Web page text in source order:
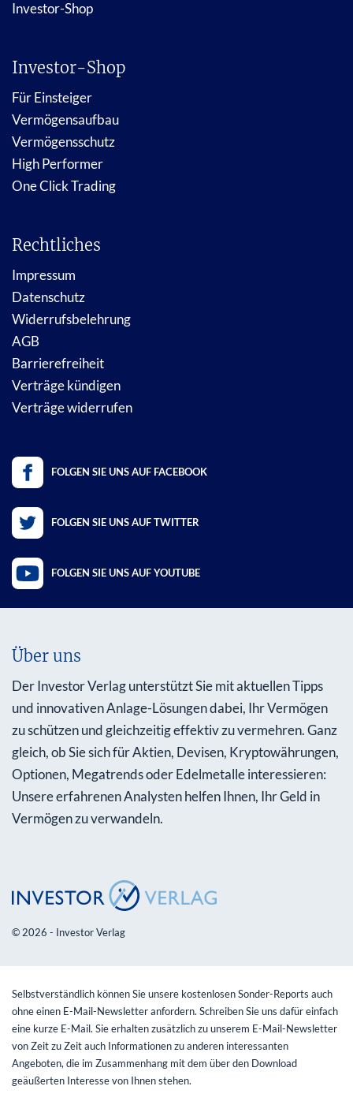
Investor-Shop
Investor-Shop
Für Einsteiger
Vermögensaufbau
Vermögensschutz
High Performer
One Click Trading
Rechtliches
Impressum
Datenschutz
Widerrufsbelehrung
AGB
Barrierefreiheit
Verträge kündigen
Verträge widerrufen
FOLGEN SIE UNS AUF FACEBOOK
FOLGEN SIE UNS AUF TWITTER
FOLGEN SIE UNS AUF YOUTUBE
Über uns
Der Investor Verlag unterstützt Sie mit aktuellen Tipps
und innovativen Anlage-Lösungen dabei, Ihr Vermögen
zu schützen und gleichzeitig effektiv zu vermehren. Ganz
gleich, ob Sie sich für Aktien, Devisen, Kryptowährungen,
Optionen, Megatrends oder Edelmetalle interessieren:
Unsere erfahrenen Analysten helfen Ihnen, Ihr Geld in
Vermögen zu verwandeln.
© 2026 - Investor Verlag
Selbstverständlich können Sie unsere kostenlosen Sonder-Reports auch
ohne einen E-Mail-Newsletter anfordern. Schreiben Sie uns dafür einfach
eine kurze E-Mail. Sie erhalten zusätzlich zu unserem E-Mail-Newsletter
von Zeit zu Zeit auch Informationen zu anderen interessanten
Angeboten, die im Zusammenhang mit dem über den Download
geäußerten Interesse von Ihnen stehen.